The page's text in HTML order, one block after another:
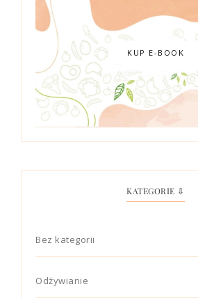
KUP E-BOOK
KATEGORIE ⇩
Bez kategorii
Odżywianie